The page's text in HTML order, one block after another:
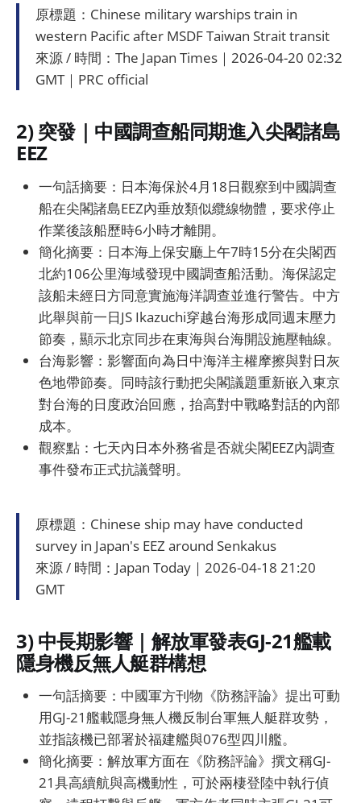
原標題：Chinese military warships train in
western Pacific after MSDF Taiwan Strait transit
來源 / 時間：The Japan Times｜2026-04-20 02:32
GMT｜PRC official
2) 突發｜中國調查船同期進入尖閣諸島
EEZ
一句話摘要：日本海保於4月18日觀察到中國調查
船在尖閣諸島EEZ內垂放類似纜線物體，要求停止
作業後該船歷時6小時才離開。
簡化摘要：日本海上保安廳上午7時15分在尖閣西
北約106公里海域發現中國調查船活動。海保認定
該船未經日方同意實施海洋調查並進行警告。中方
此舉與前一日JS Ikazuchi穿越台海形成同週末壓力
節奏，顯示北京同步在東海與台海開設施壓軸線。
台海影響：影響面向為日中海洋主權摩擦與對日灰
色地帶節奏。同時該行動把尖閣議題重新嵌入東京
對台海的日度政治回應，抬高對中戰略對話的內部
成本。
觀察點：七天內日本外務省是否就尖閣EEZ內調查
事件發布正式抗議聲明。
原標題：Chinese ship may have conducted
survey in Japan's EEZ around Senkakus
來源 / 時間：Japan Today｜2026-04-18 21:20
GMT
3) 中長期影響｜解放軍發表GJ-21艦載
隱身機反無人艇群構想
一句話摘要：中國軍方刊物《防務評論》提出可動
用GJ-21艦載隱身無人機反制台軍無人艇群攻勢，
並指該機已部署於福建艦與076型四川艦。
簡化摘要：解放軍方面在《防務評論》撰文稱GJ-
21具高續航與高機動性，可於兩棲登陸中執行偵